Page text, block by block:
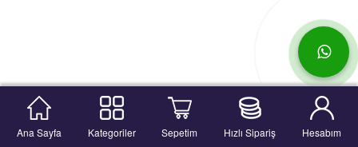
Ana Sayfa Kategoriler Sepetim Hızlı Sipariş Hesabım